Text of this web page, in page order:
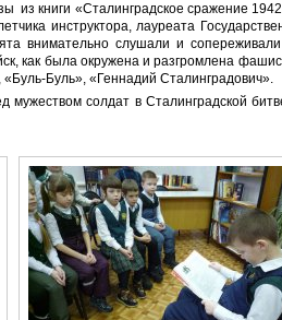
книги «Сталинградское сражение
инструктора, лауреата
внимательно слушали и
как была окружена и разгромлена
Буль», «Геннадий Сталинградович».
солдат в Сталинградской